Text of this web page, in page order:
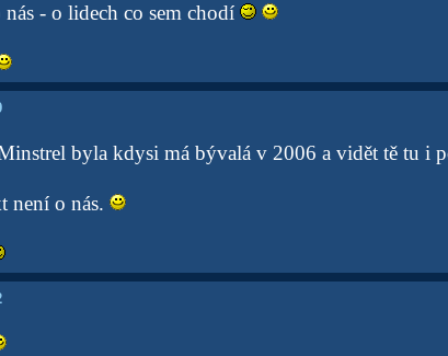
- o lidech co sem chodí
byla kdysi má bývalá v 2006 a vidět tě tu i
není o nás.